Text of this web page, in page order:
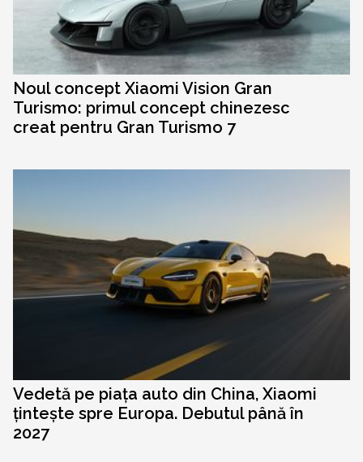
Noul concept Xiaomi Vision Gran
Turismo: primul concept chinezesc
creat pentru Gran Turismo 7
Vedetă pe piața auto din China, Xiaomi
țintește spre Europa. Debutul până în
2027